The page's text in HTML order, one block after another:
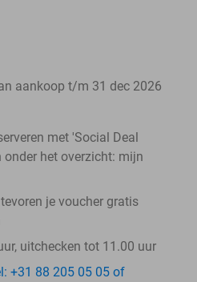
aankoop t/m 31 dec 2026
met 'Social Deal
onder het overzicht: mijn
je voucher gratis
uitchecken tot 11.00 uur
+31 88 205 05 05 of